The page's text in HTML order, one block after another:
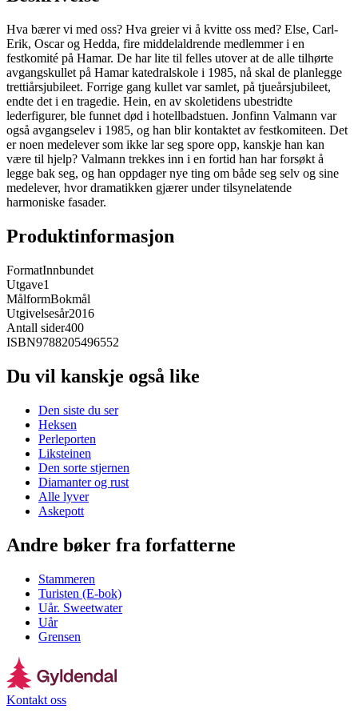
Hva bærer vi med oss? Hva greier vi å kvitte oss med? Else, Carl-
Erik, Oscar og Hedda, fire middelaldrende medlemmer i en
festkomité på Hamar. De har lite til felles utover at de alle tilhørte
avgangskullet på Hamar katedralskole i 1985, nå skal de planlegge
trettiårsjubileet. Forrige gang kullet var samlet, på tjueårsjubileet,
endte det i en tragedie. Hein, en av skoletidens ubestridte
lederfigurer, ble funnet død i hotellbadstuen. Jonfinn Valmann var
også avgangselev i 1985, og han blir kontaktet av festkomiteen. Det
er noen medelever som ikke lar seg spore opp, kanskje han kan
være til hjelp? Valmann trekkes inn i en fortid han har forsøkt å
legge bak seg, og han oppdager nye ting om både seg selv og sine
medelever, hvor dramatikken gjærer under tilsynelatende
harmoniske fasader.
Produktinformasjon
FormatInnbundet
Utgave1
MålformBokmål
Utgivelsesår2016
Antall sider400
ISBN9788205496552
Du vil kanskje også like
Den siste du ser
Heksen
Perleporten
Liksteinen
Den sorte stjernen
Diamanter og rust
Alle lyver
Askepott
Andre bøker fra forfatterne
Stammeren
Turisten (E-bok)
Uår. Sweetwater
Uår
Grensen
Kontakt oss